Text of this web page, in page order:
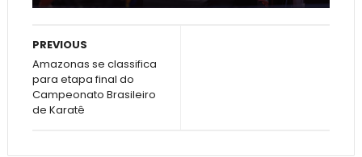
PREVIOUS
Amazonas se classifica
para etapa final do
Campeonato Brasileiro
de Karatê